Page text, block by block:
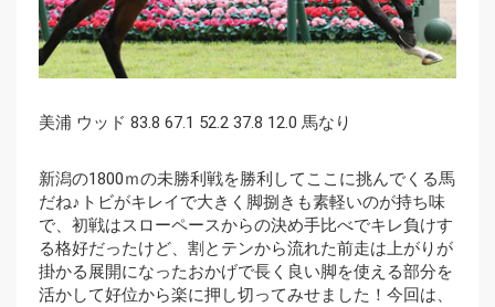
美浦 ウッド 83.8 67.1 52.2 37.8 12.0 馬なり
新潟の1800ｍの未勝利戦を勝利してここに挑んでくる馬
だね♪トビがキレイで大きく脚捌きも素軽いのが持ち味
で、初戦はスローペースからの決め手比べでキレ負けす
る格好だったけど、割とテンから流れた前走は上がりが
掛かる展開になったおかげで長く良い脚を使える部分を
活かして好位から楽に押し切ってみせました！今回は、